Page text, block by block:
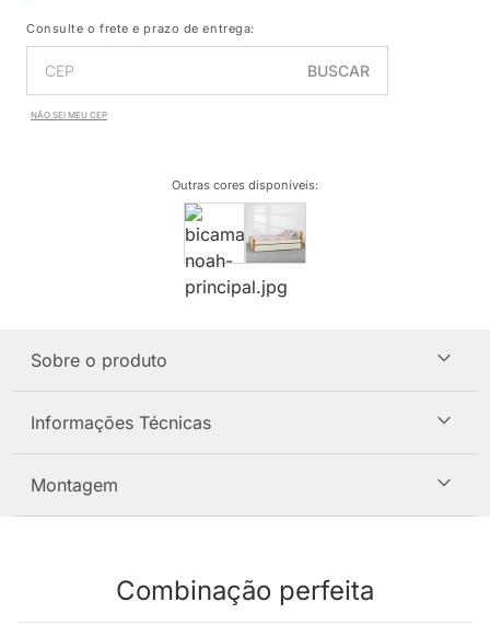
Consulte o frete e prazo de entrega:
BUSCAR
NÃO SEI MEU CEP
Outras cores disponíveis:
Sobre o produto
Informações Técnicas
Montagem
Combinação perfeita